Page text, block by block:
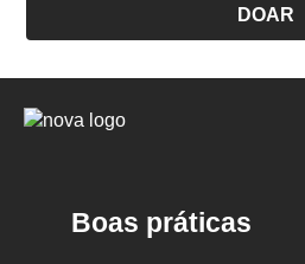
DOAR
Logo
Boas práticas